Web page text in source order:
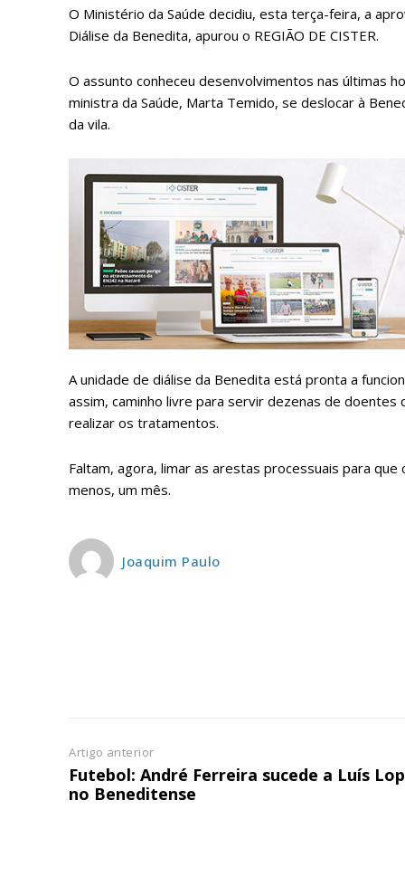
Faça-
O Ministério da Saúde decidiu, esta terça-feira, a
Diálise da Benedita, apurou o REGIÃO DE CISTER.
O assunto conheceu desenvolvimentos nas últimas
ministra da Saúde, Marta Temido, se deslocar à
da vila.
A unidade de diálise da Benedita está pronta a
assim, caminho livre para servir dezenas de
realizar os tratamentos.
Faltam, agora, limar as arestas processuais para
menos, um mês.
Joaquim Paulo
Artigo anterior
Futebol: André Ferreira sucede a Luís
no Beneditense